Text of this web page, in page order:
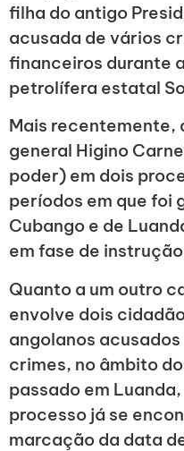
filha do antigo
acusada de vários
financeiros durante
petrolífera estatal
Mais recentemente,
general Higino
poder) em dois
períodos em que foi
Cubango e de
em fase de
Quanto a um outro
envolve dois
angolanos
crimes, no âmbito
passado em
processo já se
marcação da data